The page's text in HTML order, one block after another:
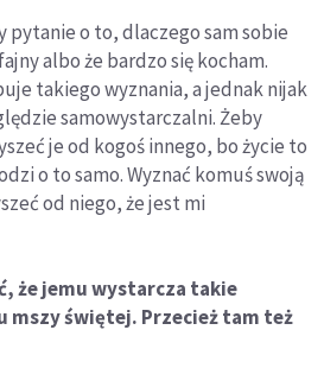
pytanie o to, dlaczego sam sobie
albo że bardzo się kocham.
takiego wyznania, a jednak nijak
samowystarczalni. Żeby
je od kogoś innego, bo życie to
o to samo. Wyznać komuś swoją
od niego, że jest mi
że jemu wystarcza takie
mszy świętej. Przecież tam też